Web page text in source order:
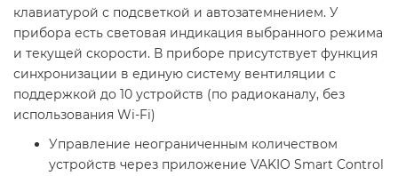
клавиатурой с подсветкой и автозатемнением. У
прибора есть световая индикация выбранного режима
и текущей скорости. В приборе присутствует функция
синхронизации в единую систему вентиляции с
поддержкой до 10 устройств (по радиоканалу, без
использования Wi-Fi)
Управление неограниченным количеством
устройств через приложение VAKIO Smart Control